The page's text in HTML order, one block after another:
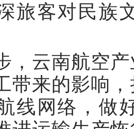
旅客对民族
， 云南航空
带来的影响，
线网络，做